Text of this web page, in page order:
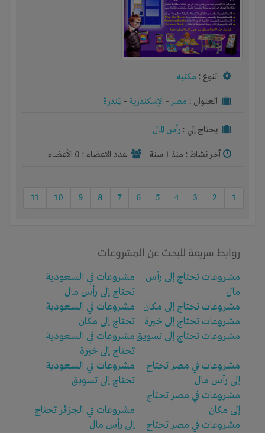
النوع : مكتبه
العنوان : مصر- الإسكندرية - المندرة
يحتاج إلي : رأس المال
آخر نشاط : منذ 1 سنة عدد الاعضاء : 0 الأعضاء
1
2
3
4
5
6
7
8
9
10
11
روابط سريعة للبحث عن المشروعات
مشروعات تحتاج إلى رأس
مال
مشروعات تحتاج إلى مكان
مشروعات تحتاج إلى خبرة
مشروعات تحتاج إلى تسويق
مشروعات في مصر تحتاج
إلى رأس مال
مشروعات في مصر تحتاج
إلى مكان
مشروعات في مصر تحتاج
مشروعات في السعودية
تحتاج إلى رأس مال
مشروعات في السعودية
تحتاج إلى مكان
مشروعات في السعودية
تحتاج إلى خبرة
مشروعات في السعودية
تحتاج إلى تسويق
مشروعات في الجزائر تحتاج
إلى رأس مال